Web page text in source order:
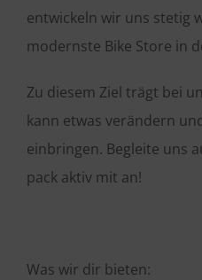
entwickeln wir uns stetig
modernste Bike Store in
Zu diesem Ziel trägt bei
kann etwas verändern
einbringen. Begleite uns
pack aktiv mit an!
Was wir dir bieten: